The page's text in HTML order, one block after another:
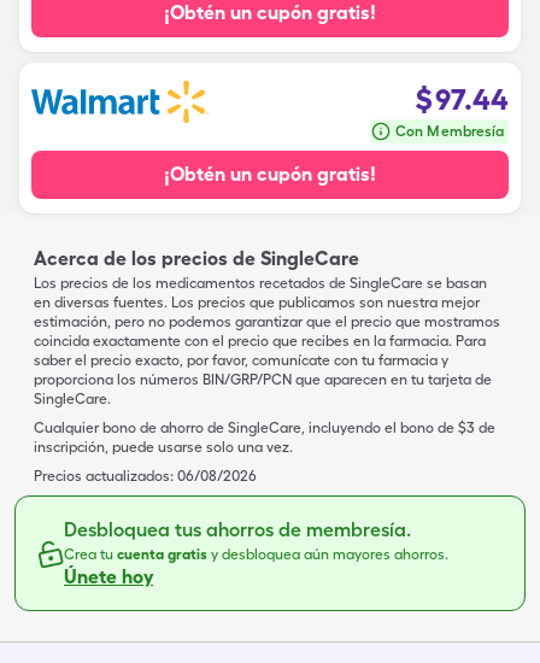
¡Obtén un cupón gratis!
$97.44
Con Membresía
¡Obtén un cupón gratis!
Acerca de los precios de SingleCare
Los precios de los medicamentos recetados de SingleCare se basan
en diversas fuentes. Los precios que publicamos son nuestra mejor
estimación, pero no podemos garantizar que el precio que mostramos
coincida exactamente con el precio que recibes en la farmacia. Para
saber el precio exacto, por favor, comunícate con tu farmacia y
proporciona los números BIN/GRP/PCN que aparecen en tu tarjeta de
SingleCare.
Cualquier bono de ahorro de SingleCare, incluyendo el bono de $3 de
inscripción, puede usarse solo una vez.
Precios actualizados: 06/08/2026
Desbloquea tus ahorros de membresía.
Crea tu cuenta gratis y desbloquea aún mayores ahorros.
Únete hoy